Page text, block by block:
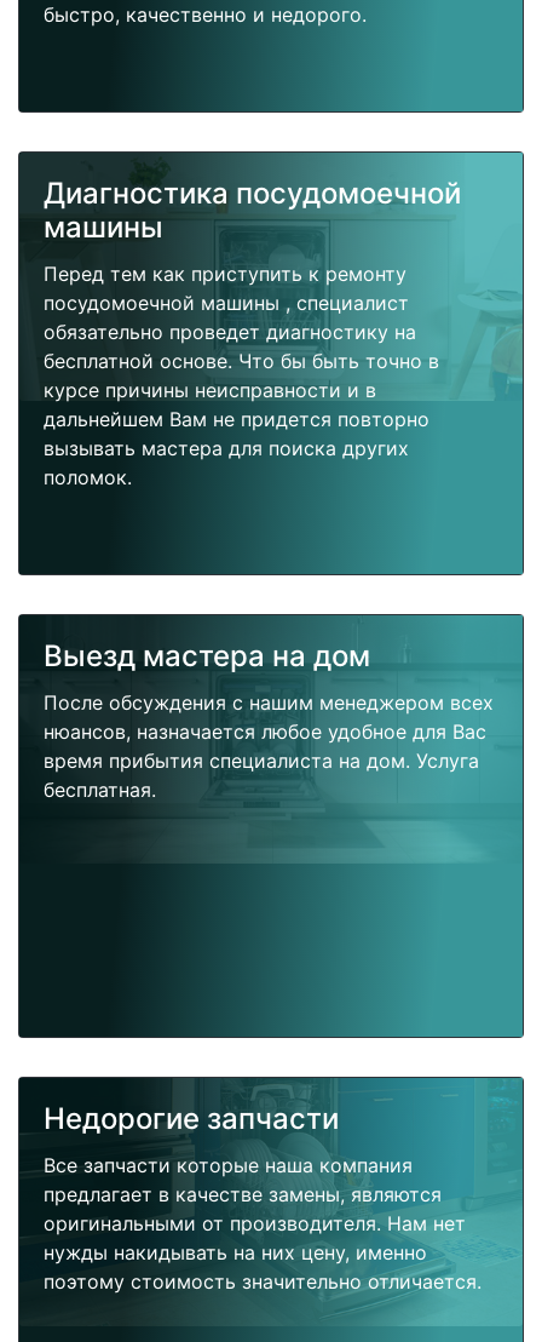
быстро, качественно и недорого.
Диагностика посудомоечной
машины
Перед тем как приступить к ремонту
посудомоечной машины , специалист
обязательно проведет диагностику на
бесплатной основе. Что бы быть точно в
курсе причины неисправности и в
дальнейшем Вам не придется повторно
вызывать мастера для поиска других
поломок.
Выезд мастера на дом
После обсуждения с нашим менеджером всех
нюансов, назначается любое удобное для Вас
время прибытия специалиста на дом. Услуга
бесплатная.
Недорогие запчасти
Все запчасти которые наша компания
предлагает в качестве замены, являются
оригинальными от производителя. Нам нет
нужды накидывать на них цену, именно
поэтому стоимость значительно отличается.